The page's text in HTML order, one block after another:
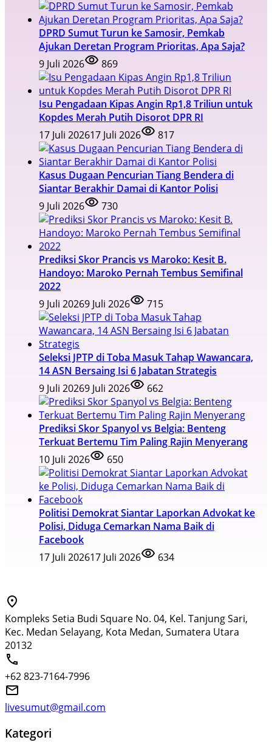
DPRD Sumut Turun ke Samosir, Pemkab
Ajukan Deretan Program Prioritas, Apa Saja?
9 Juli 2026
869
Isu Pengadaan Kipas Angin Rp1,8 Triliun untuk
Kopdes Merah Putih Disorot DPR RI
17 Juli 202617 Juli 2026 817
Kasus Dugaan Pencurian Tiang Bendera di
Siantar Berakhir Damai di Kantor Polisi
9 Juli 2026
730
Prediksi Skor Prancis vs Maroko: Kesit B.
Handoyo: Maroko Pernah Tembus Semifinal
2022
9 Juli 20269 Juli 2026 715
Seleksi JPTP di Toba Masuk Tahap Wawancara,
14 ASN Bersaing Isi 6 Jabatan Strategis
9 Juli 20269 Juli 2026 662
Prediksi Skor Spanyol vs Belgia: Benteng
Terkuat Bertemu Tim Paling Rajin Menyerang
10 Juli 2026
650
Politisi Demokrat Siantar Laporkan Advokat ke
Polisi, Diduga Cemarkan Nama Baik di
Facebook
17 Juli 202617 Juli 2026 634
Kompleks Setia Budi Square No. 04, Kel. Tanjung Sari,
Kec. Medan Selayang, Kota Medan, Sumatera Utara
20132
+62 823-7164-7996
livesumut@gmail.com
Kategori